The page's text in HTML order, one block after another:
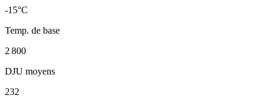
-15°C
Temp. de base
2 800
DJU moyens
232